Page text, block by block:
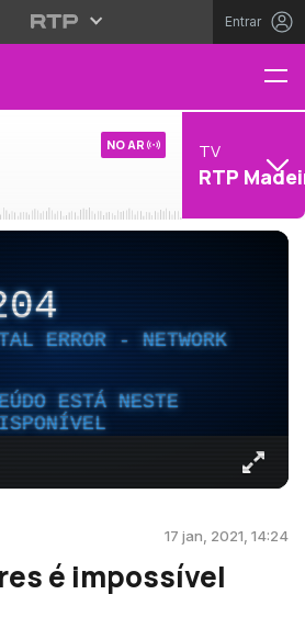
Entrar
NO AR TV
RTP
ERROR - NETWORK
ESTÁ NESTE
17 jan, 2021, 14:24
é impossível